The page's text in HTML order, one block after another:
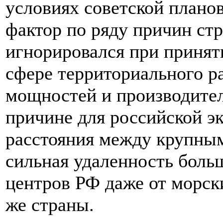
условиях советской
фактор по ряду причин
игнорировался при
сфере территориального
мощностей и
причине для российской
расстояния между
сильная удаленность
центров РФ даже от
же страны.